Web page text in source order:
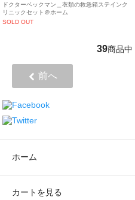
ドクターベックマン＿衣類の救急箱ステインク
リニックセット＠ホーム
SOLD OUT
39商品中
前へ
ホーム
カートを見る